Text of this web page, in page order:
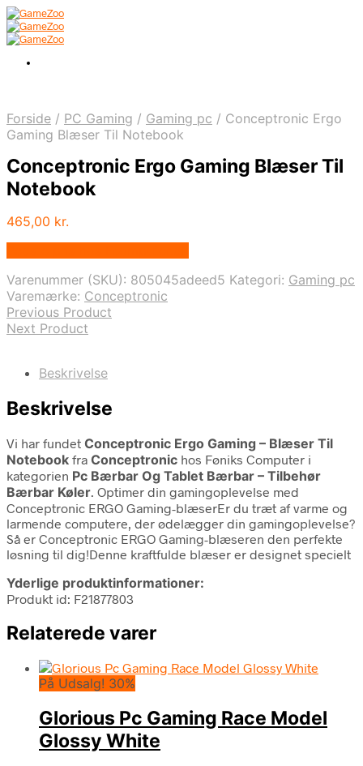
Forside / PC Gaming / Gaming pc / Conceptronic Ergo
Gaming Blæser Til Notebook
Conceptronic Ergo Gaming Blæser Til
Notebook
465,00 kr.
Varenummer (SKU): 805045adeed5 Kategori: Gaming pc
Varemærke: Conceptronic
Previous Product
Next Product
Beskrivelse
Beskrivelse
Vi har fundet Conceptronic Ergo Gaming – Blæser Til
Notebook fra Conceptronic hos Føniks Computer i
kategorien Pc Bærbar Og Tablet Bærbar – Tilbehør
Bærbar Køler. Optimer din gamingoplevelse med
Conceptronic ERGO Gaming-blæserEr du træt af varme og
larmende computere, der ødelægger din gamingoplevelse?
Så er Conceptronic ERGO Gaming-blæseren den perfekte
løsning til dig!Denne kraftfulde blæser er designet specielt
Yderlige produktinformationer:
Produkt id: F21877803
Relaterede varer
På Udsalg! 30%
Glorious Pc Gaming Race Model
Glossy White